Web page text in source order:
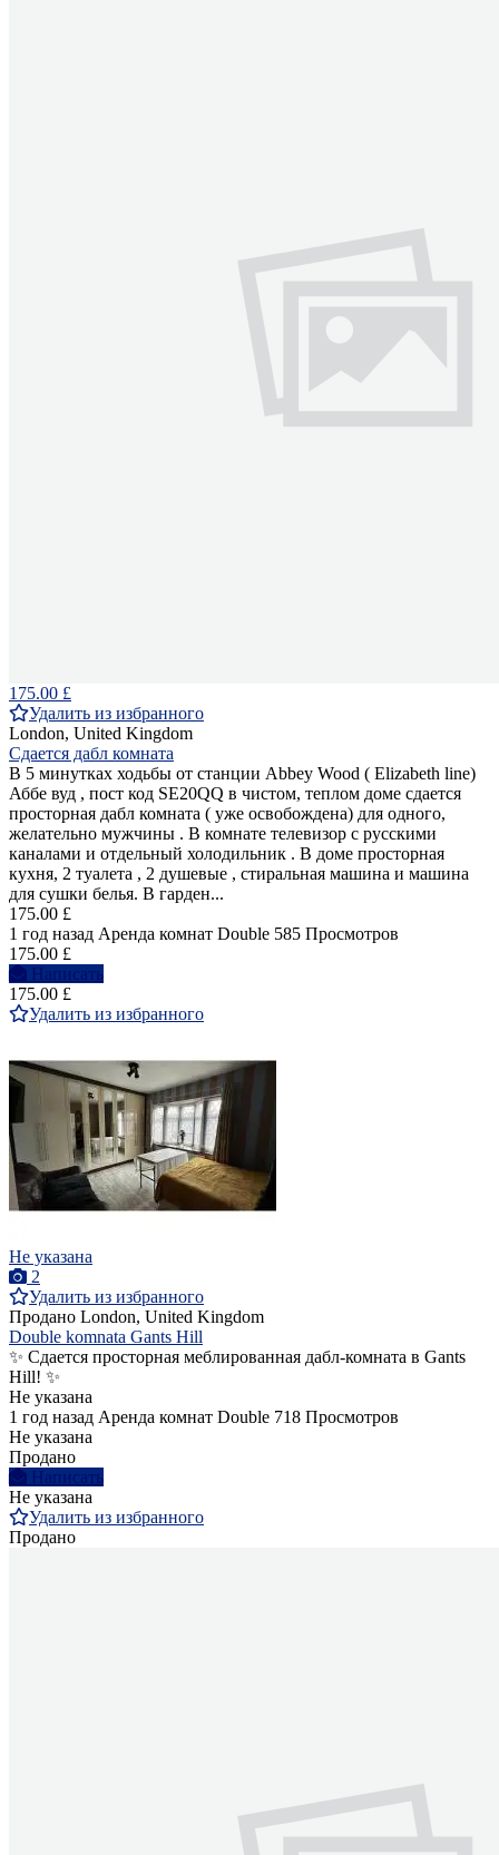
175.00 £
Удалить из избранного
London, United Kingdom
Сдается дабл комната
В 5 минутках ходьбы от станции Abbey Wood ( Elizabeth line)
Аббе вуд , пост код SE20QQ в чистом, теплом доме сдается
просторная дабл комната ( уже освобождена) для одного,
желательно мужчины . В комнате телевизор с русскими
каналами и отдельный холодильник . В доме просторная
кухня, 2 туалета , 2 душевые , стиральная машина и машина
для сушки белья. В гарден...
175.00 £
1 год назад Аренда комнат Double 585 Просмотров
175.00 £
Написать
175.00 £
Удалить из избранного
Не указана
2
Удалить из избранного
Продано London, United Kingdom
Double komnata Gants Hill
✨ Сдается просторная меблированная дабл-комната в Gants
Hill! ✨
Не указана
1 год назад Аренда комнат Double 718 Просмотров
Не указана
Продано
Написать
Не указана
Удалить из избранного
Продано